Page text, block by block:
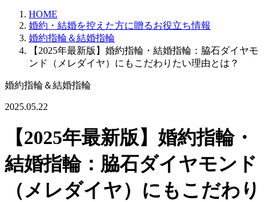
HOME
婚約・結婚を控えた方に贈るお役立ち情報
婚約指輪＆結婚指輪
【2025年最新版】婚約指輪・結婚指輪：脇石ダイヤモ
ンド（メレダイヤ）にもこだわりたい理由とは？
婚約指輪＆結婚指輪
2025.05.22
【2025年最新版】婚約指輪・
結婚指輪：脇石ダイヤモンド
（メレダイヤ）にもこだわり